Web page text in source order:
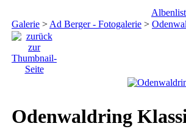
Galerie > Ad Berger - Fotogalerie >
Odenwaldring